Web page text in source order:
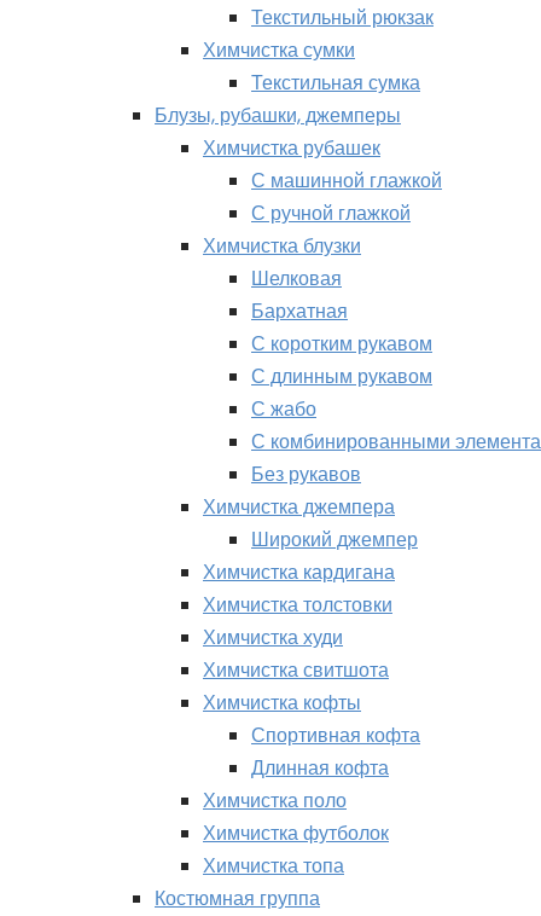
Текстильный рюкзак
Химчистка сумки
Текстильная сумка
Блузы, рубашки, джемперы
Химчистка рубашек
С машинной глажкой
С ручной глажкой
Химчистка блузки
Шелковая
Бархатная
С коротким рукавом
С длинным рукавом
С жабо
С комбинированными
Без рукавов
Химчистка джемпера
Широкий джемпер
Химчистка кардигана
Химчистка толстовки
Химчистка худи
Химчистка свитшота
Химчистка кофты
Спортивная кофта
Длинная кофта
Химчистка поло
Химчистка футболок
Химчистка топа
Костюмная группа